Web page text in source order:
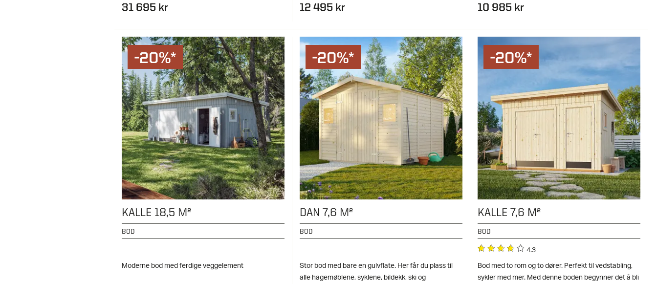
31 695 kr 12 495 kr 10 985 kr
-20%*
KALLE 18,5 M²
BOD
Moderne bod med ferdige veggelement
-20%*
DAN 7,6 M²
BOD
Stor bod med bare en gulvflate. Her får du plass til
alle hagemøblene, syklene, bildekk, ski og
-20%*
KALLE 7,6 M²
BOD
4.3
Bod med to rom og to dører. Perfekt til vedstabling,
sykler med mer. Med denne boden begynner det å bli